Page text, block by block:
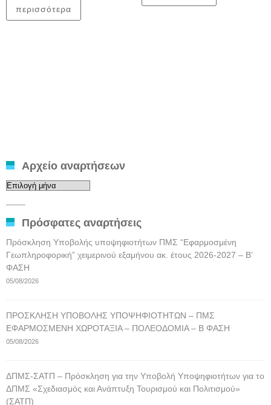
περισσότερα
Αρχείο αναρτήσεων
Αρχείο
Πρόσφατες αναρτήσεις
Πρόσκληση Υποβολής υποψηφιοτήτων ΠΜΣ “Εφαρμοσμένη
Γεωπληροφορική” χειμερινού εξαμήνου ακ. έτους 2026-2027 – Β’
ΦΑΣΗ
05/08/2026
ΠΡΟΣΚΛΗΣΗ ΥΠΟΒΟΛΗΣ ΥΠΟΨΗΦΙΟΤΗΤΩΝ – ΠΜΣ
ΕΦΑΡΜΟΣΜΕΝΗ ΧΩΡΟΤΑΞΙΑ – ΠΟΛΕΟΔΟΜΙΑ – Β ΦΑΣΗ
05/08/2026
ΔΠΜΣ-ΣΑΤΠ – Πρόσκληση για την Υποβολή Υποψηφιοτήτων για το
ΔΠΜΣ «Σχεδιασμός και Ανάπτυξη Τουρισμού και Πολιτισμού»
(ΣΑΤΠ)